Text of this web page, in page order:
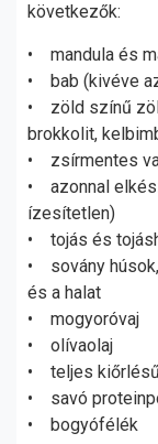
következők:
• mandula és
• bab (kivéve
• zöld színű
brokkolit,
• zsírmentes
• azonnal
ízesítetlen)
• tojás és
• sovány
és a halat
• mogyoróvaj
• olívaolaj
• teljes
• savó
• bogyófélék